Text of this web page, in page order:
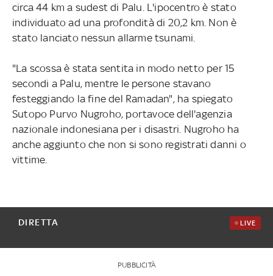
circa 44 km a sudest di Palu. L'ipocentro è stato
individuato ad una profondità di 20,2 km. Non è
stato lanciato nessun allarme tsunami.
"La scossa è stata sentita in modo netto per 15
secondi a Palu, mentre le persone stavano
festeggiando la fine del Ramadan", ha spiegato
Sutopo Purvo Nugroho, portavoce dell'agenzia
nazionale indonesiana per i disastri. Nugroho ha
anche aggiunto che non si sono registrati danni o
vittime.
DIRETTA LIVE
PUBBLICITÀ